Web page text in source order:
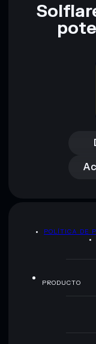
POLÍTICA DE
PRODUCTO